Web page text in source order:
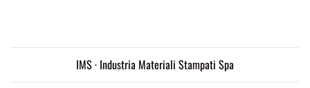
IMS · Industria Materiali Stampati Spa